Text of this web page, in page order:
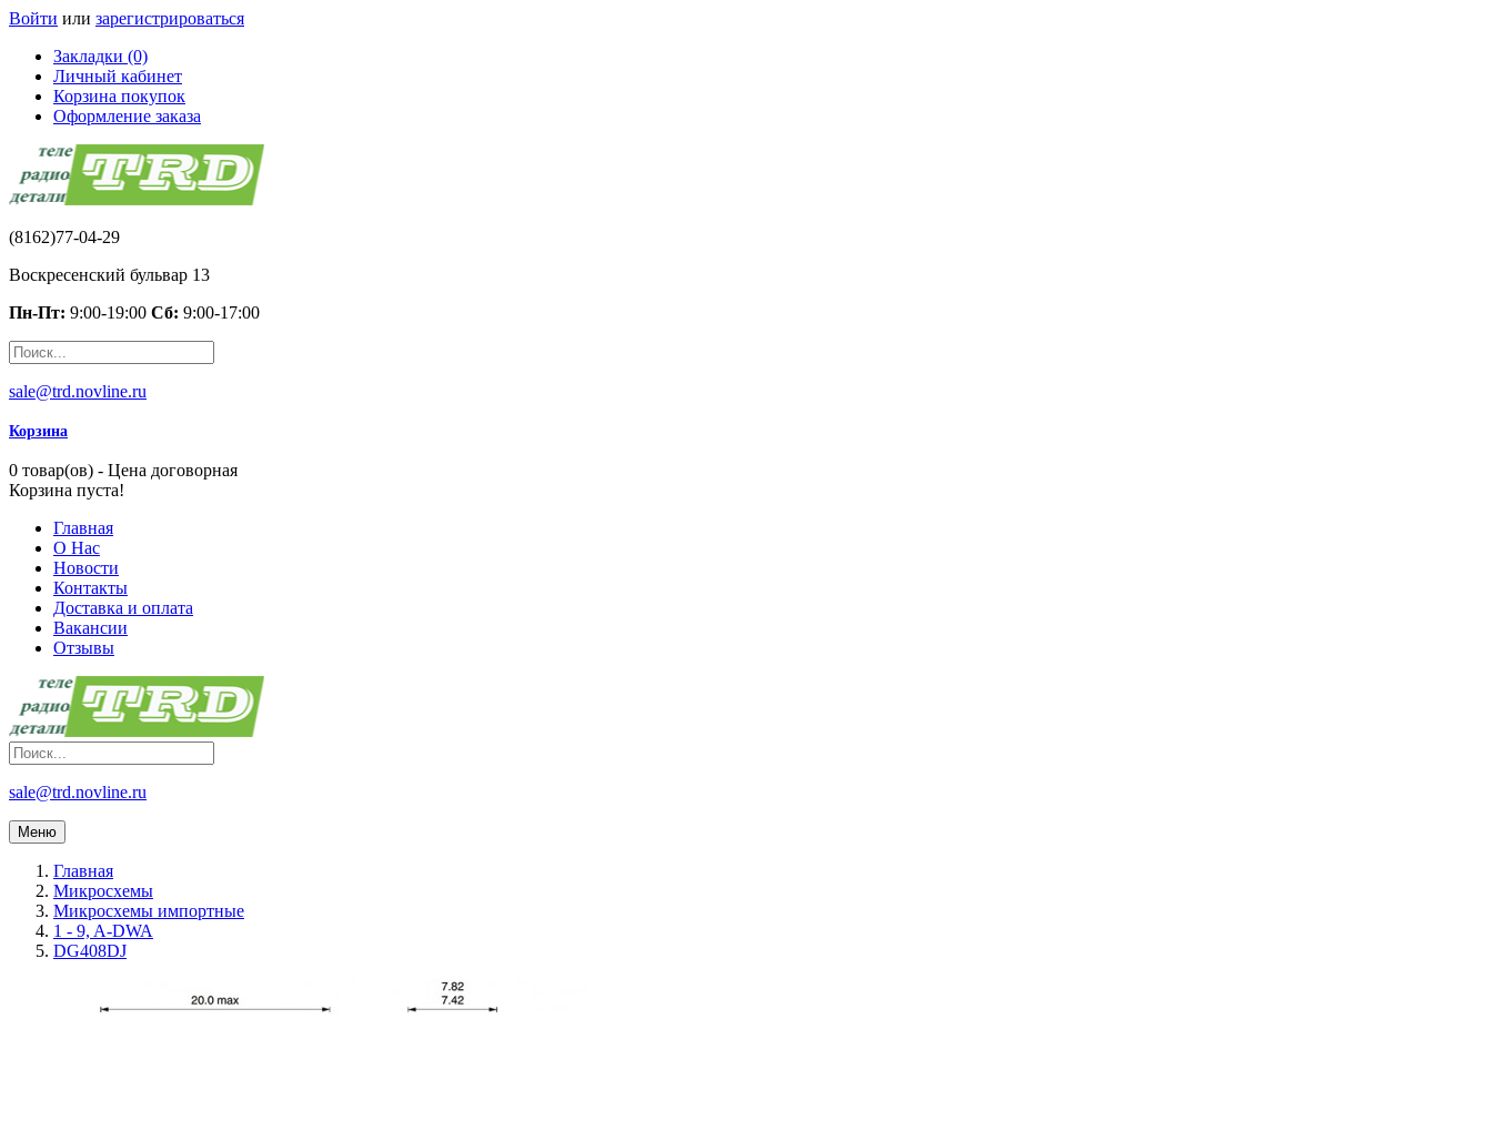
Войти или зарегистрироваться
Закладки (0)
Личный кабинет
Корзина покупок
Оформление заказа
(8162)77-04-29
Воскресенский бульвар 13
Пн-Пт: 9:00-19:00 Сб: 9:00-17:00
sale@trd.novline.ru
Корзина
0 товар(ов) - Цена договорная
Корзина пуста!
Главная
О Нас
Новости
Контакты
Доставка и оплата
Вакансии
Отзывы
sale@trd.novline.ru
Меню
Главная
Микросхемы
Микросхемы импортные
1 - 9, A-DWA
DG408DJ